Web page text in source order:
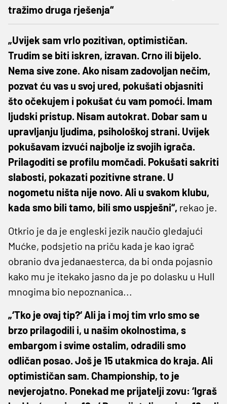
tražimo druga rješenja“
„Uvijek sam vrlo pozitivan, optimističan.
Trudim se biti iskren, izravan. Crno ili bijelo.
Nema sive zone. Ako nisam zadovoljan nečim,
pozvat ću vas u svoj ured, pokušati objasniti
što očekujem i pokušat ću vam pomoći. Imam
ljudski pristup. Nisam autokrat. Dobar sam u
upravljanju ljudima, psihološkoj strani. Uvijek
pokušavam izvući najbolje iz svojih igrača.
Prilagoditi se profilu momčadi. Pokušati sakriti
slabosti, pokazati pozitivne strane. U
nogometu ništa nije novo. Ali u svakom klubu,
kada smo bili tamo, bili smo uspješni“, rekao je.
Otkrio je da je engleski jezik naučio gledajući
Mućke, podsjetio na priču kada je kao igrač
obranio dva jedanaesterca, da bi onda pojasnio
kako mu je itekako jasno da je po dolasku u Hull
mnogima bio nepoznanica...
„‘Tko je ovaj tip?‘ Ali ja i moj tim vrlo smo se
brzo prilagodili i, u našim okolnostima, s
embargom i svime ostalim, odradili smo
odličan posao. Još je 15 utakmica do kraja. Ali
optimističan sam. Championship, to je
nevjerojatno. Ponekad me prijatelji zovu: ‘Igraš